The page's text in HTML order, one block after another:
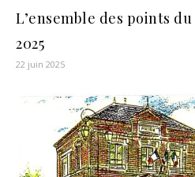
L’ensemble des points du
2025
22 juin 2025